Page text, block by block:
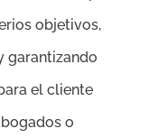
objetivos,
garantizando
el cliente
o